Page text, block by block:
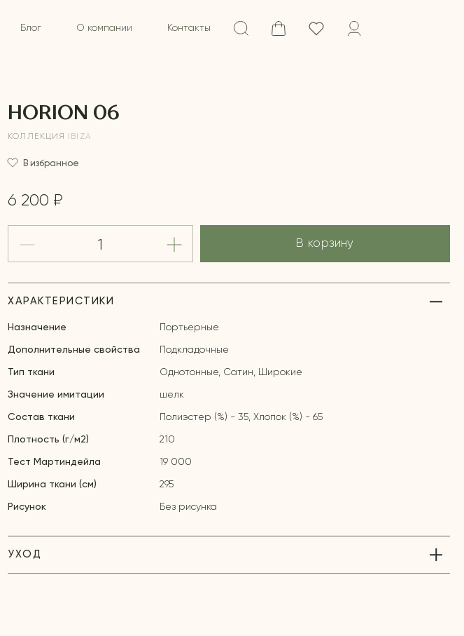
Блог О компании Контакты
HORION 06
КОЛЛЕКЦИЯ IBIZA
В избранное
6 200 ₽
В корзину
ХАРАКТЕРИСТИКИ
Назначение Портьерные
Дополнительные свойства Подкладочные
Тип ткани Однотонные, Сатин, Широкие
Значение имитации шелк
Состав ткани Полиэстер (%) - 35, Хлопок (%) - 65
Плотность (г/м2) 210
Тест Мартиндейла 19 000
Ширина ткани (см) 295
Рисунок Без рисунка
УХОД